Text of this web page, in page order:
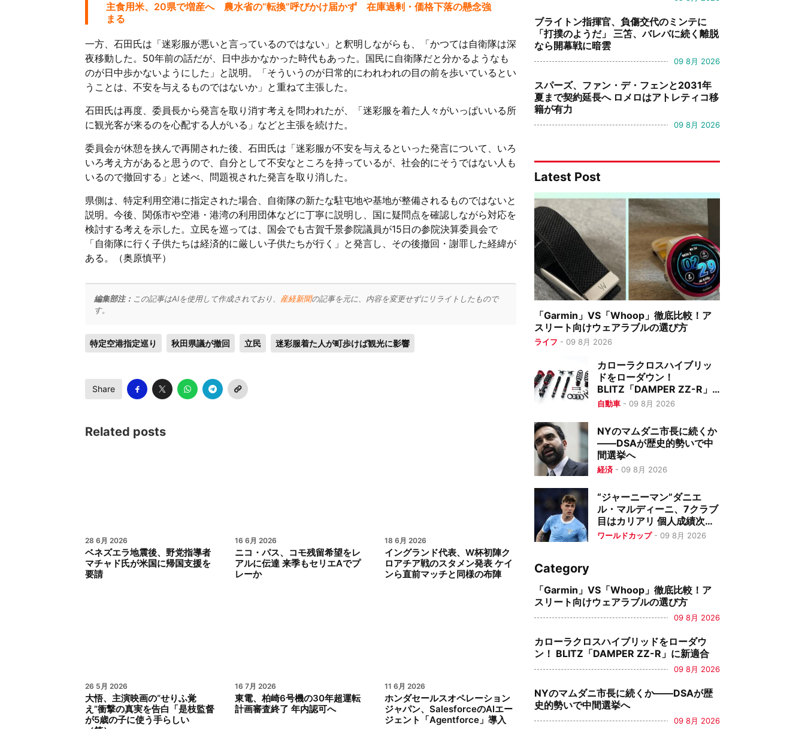
主食用米、20県で増産へ 農水省の“転換”呼びかけ届かず 在庫過剰・価格下落の懸念強
まる
一方、石田氏は「迷彩服が悪いと言っているのではない」と釈明しながらも、「かつては自衛隊は深
夜移動した。50年前の話だが、日中歩かなかった時代もあった。国民に自衛隊だと分かるようなも
のが日中歩かないようにした」と説明。「そういうのが日常的にわれわれの目の前を歩いているとい
うことは、不安を与えるものではないか」と重ねて主張した。
石田氏は再度、委員長から発言を取り消す考えを問われたが、「迷彩服を着た人々がいっぱいいる所
に観光客が来るのを心配する人がいる」などと主張を続けた。
委員会が休憩を挟んで再開された後、石田氏は「迷彩服が不安を与えるといった発言について、いろ
いろ考え方があると思うので、自分として不安なところを持っているが、社会的にそうではない人も
いるので撤回する」と述べ、問題視された発言を取り消した。
県側は、特定利用空港に指定された場合、自衛隊の新たな駐屯地や基地が整備されるものではないと
説明。今後、関係市や空港・港湾の利用団体などに丁寧に説明し、国に疑問点を確認しながら対応を
検討する考えを示した。立民を巡っては、国会でも古賀千景参院議員が15日の参院決算委員会で
「自衛隊に行く子供たちは経済的に厳しい子供たちが行く」と発言し、その後撤回・謝罪した経緯が
ある。（奥原慎平）
編集部注： この記事はAIを使用して作成されており、 産経新聞の記事を元に、内容を変更せずにリライトしたもので
す。
特定空港指定巡り 秋田県議が撤回 立民 迷彩服着た人が町歩けば観光に影響
Share
Related posts
28 6月 2026
ベネズエラ地震後、野党指導者
マチャド氏が米国に帰国支援を
要請
16 6月 2026
ニコ・パス、コモ残留希望をレ
アルに伝達 来季もセリエAでプ
レーか
18 6月 2026
イングランド代表、W杯初陣ク
ロアチア戦のスタメン発表 ケイ
ンら直前マッチと同様の布陣
26 5月 2026
大悟、主演映画の“せりふ覚
え”衝撃の真実を告白「是枝監督
が5歳の子に使う手らしい
16 7月 2026
東電、柏崎6号機の30年超運転
計画審査終了 年内認可へ
11 6月 2026
ホンダセールスオペレーション
ジャパン、SalesforceのAIエー
ジェント「Agentforce」導入
ブライトン指揮官、負傷交代のミンテに
「打撲のようだ」 三笘、バレバに続く離脱
なら開幕戦に暗雲
09 8月 2026
スパーズ、ファン・デ・フェンと2031年
夏まで契約延長へ ロメロはアトレティコ移
籍が有力
09 8月 2026
Latest Post
「Garmin」VS「Whoop」徹底比較！ア
スリート向けウェアラブルの選び方
ライフ - 09 8月 2026
カローラクロスハイブリッ
ドをローダウン！
BLITZ「DAMPER ZZ-R」
に新適合
自動車 - 09 8月 2026
NYのマムダニ市長に続くか
――DSAが歴史的勢いで中
間選挙へ
経済 - 09 8月 2026
“ジャーニーマン”ダニエ
ル・マルディーニ、7クラブ
目はカリアリ 個人成績次第
で買取義務
ワールドカップ- 09 8月 2026
Category
「Garmin」VS「Whoop」徹底比較！ア
スリート向けウェアラブルの選び方
09 8月 2026
カローラクロスハイブリッドをローダウ
ン！ BLITZ「DAMPER ZZ-R」に新適合
09 8月 2026
NYのマムダニ市長に続くか――DSAが歴
史的勢いで中間選挙へ
09 8月 2026